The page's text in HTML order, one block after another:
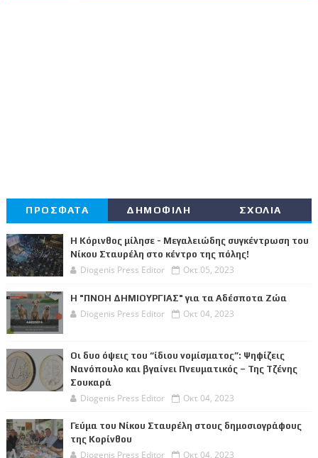
ΠΡΟΣΦΑΤΑ ΔΗΜΟΦΙΛΗ ΣΧΟΛΙΑ
Η Κόρινθος μίλησε - Μεγαλειώδης συγκέντρωση του
Νίκου Σταυρέλη στο κέντρο της πόλης!
Diogenis Press Editor Οκτ 05, 2023
Η "ΠΝΟΗ ΔΗΜΙΟΥΡΓΙΑΣ" για τα Αδέσποτα Ζώα
Diogenis Press Editor Οκτ 04, 2023
Οι δυο όψεις του “ίδιου νομίσματος”: Ψηφίζεις
Νανόπουλο και βγαίνει Πνευματικός – Της Τζένης
Σουκαρά
Diogenis Press Editor Οκτ 04, 2023
Γεύμα του Νίκου Σταυρέλη στους δημοσιογράφους
της Κορίνθου
Diogenis Press Editor Οκτ 04, 2023